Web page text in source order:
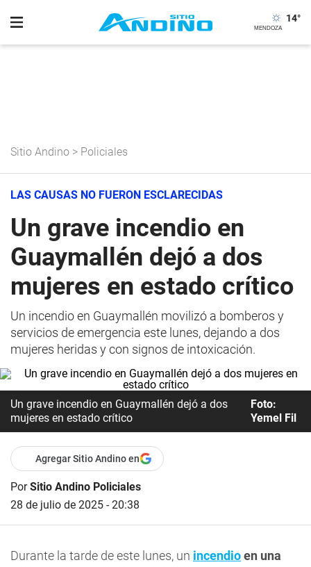
14°
Sitio Andino > Policiales
LAS CAUSAS NO FUERON ESCLARECIDAS
Un grave incendio en
Guaymallén dejó a dos
mujeres en estado crítico
Un incendio en Guaymallén movilizó a bomberos y
servicios de emergencia este lunes, dejando a dos
mujeres heridas y con signos de intoxicación.
Un grave incendio en Guaymallén dejó a dos
mujeres en estado crítico
Foto:
Yemel Fil
Agregar Sitio Andino en
PorSitio Andino Policiales
28 de julio de 2025 - 20:38
Durante la tarde de este lunes, un incendioen una